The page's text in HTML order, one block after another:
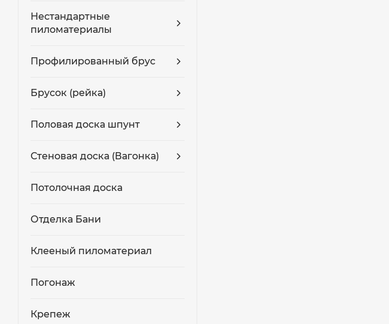
Нестандартные
пиломатериалы
Профилированный брус
Брусок (рейка)
Половая доска шпунт
Стеновая доска (Вагонка)
Потолочная доска
Отделка Бани
Клееный пиломатериал
Погонаж
Крепеж